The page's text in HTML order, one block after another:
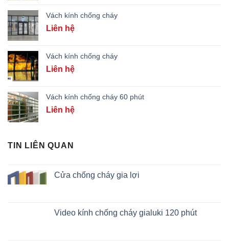
Vách kính chống cháy
Liên hệ
Vách kính chống cháy
Liên hệ
Vách kính chống cháy 60 phút
Liên hệ
TIN LIÊN QUAN
Cửa chống cháy gia lợi
Video kính chống cháy gialuki 120 phút